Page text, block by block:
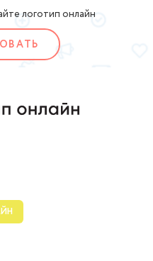
логотип онлайн